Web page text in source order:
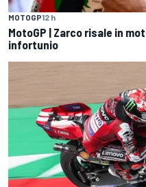
MOTOGP12 h
MotoGP | Zarco risale in
infortunio